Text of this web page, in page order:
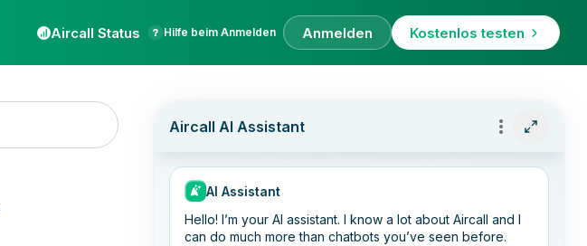
Aircall Status Hilfe beim Anmelden Anmelden Kostenlos testen